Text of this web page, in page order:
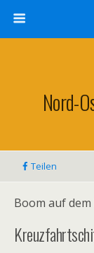
Nord-
Teilen
Boom auf